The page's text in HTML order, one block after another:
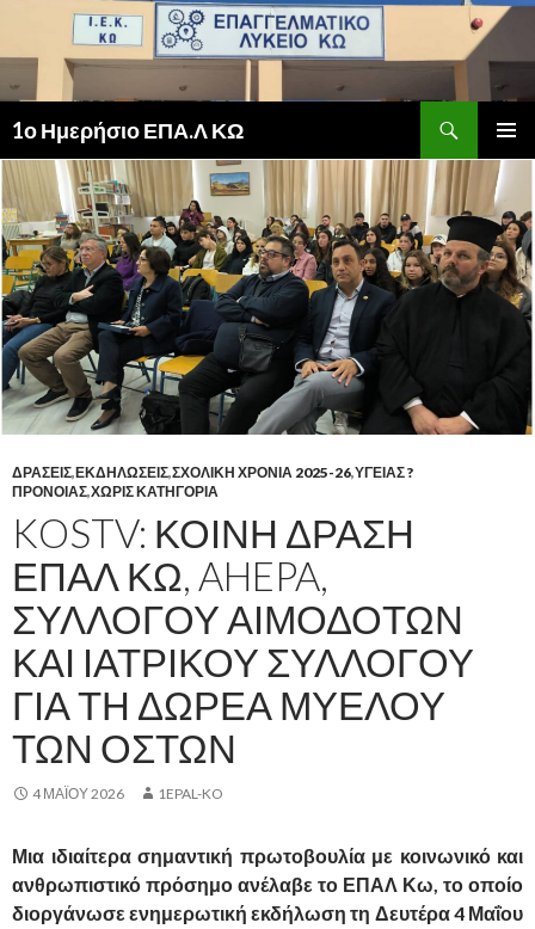
1ο Ημερήσιο ΕΠΑ.Λ ΚΩ
ΚΎΡΙΟ
ΜΕΝΟΎ
ΣΕ
ΠΕΡΙΕΧΌΜΕΝΟ
ΔΡΑΣΕΙΣ,ΕΚΔΗΛΩΣΕΙΣ,ΣΧΟΛΙΚΗ ΧΡΟΝΙΑ 2025-26,ΥΓΕΙΑΣ ?
ΠΡΟΝΟΙΑΣ,ΧΩΡΊΣ ΚΑΤΗΓΟΡΊΑ
KOSTV: ΚΟΙΝΉ ΔΡΆΣΗ
ΕΠΑΛ ΚΩ, AHEPA,
ΣΥΛΛΌΓΟΥ ΑΙΜΟΔΟΤΏΝ
ΚΑΙ ΙΑΤΡΙΚΟΎ ΣΥΛΛΌΓΟΥ
ΓΙΑ ΤΗ ΔΩΡΕΆ ΜΥΕΛΟΎ
ΤΩΝ ΟΣΤΏΝ
4 ΜΑΪ́ΟΥ 2026 1EPAL-KO
Μια ιδιαίτερα σημαντική πρωτοβουλία με κοινωνικό και
ανθρωπιστικό πρόσημο ανέλαβε το ΕΠΑΛ Κω, το οποίο
διοργάνωσε ενημερωτική εκδήλωση τη Δευτέρα 4 Μαΐου